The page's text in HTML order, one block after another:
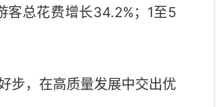
客总花费增长34.2%；1至5
步，在高质量发展中交出优